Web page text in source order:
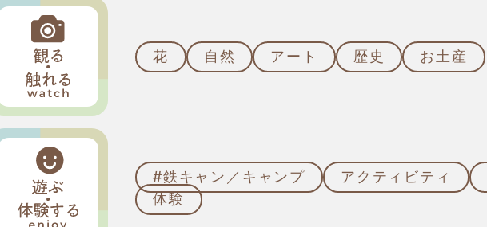
食べる・飲む
季節の特集記事
花 自然 アート 歴史 お土産
#鉄キャン／キャンプ アクティビティ
体験